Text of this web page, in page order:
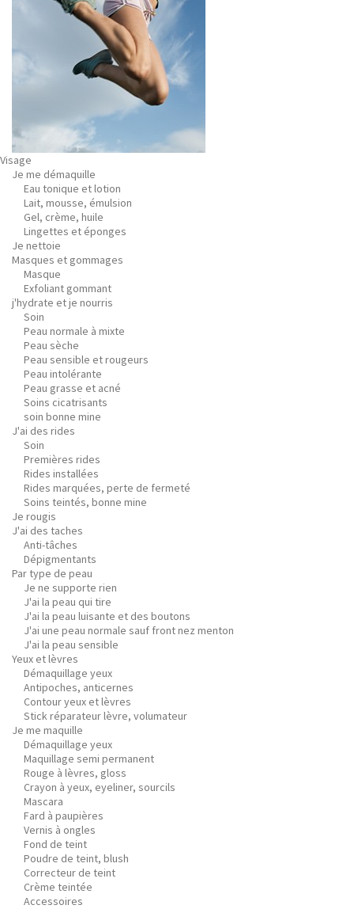
Visage
Je me démaquille
Eau tonique et lotion
Lait, mousse, émulsion
Gel, crème, huile
Lingettes et éponges
Je nettoie
Masques et gommages
Masque
Exfoliant gommant
j'hydrate et je nourris
Soin
Peau normale à mixte
Peau sèche
Peau sensible et rougeurs
Peau intolérante
Peau grasse et acné
Soins cicatrisants
soin bonne mine
J'ai des rides
Soin
Premières rides
Rides installées
Rides marquées, perte de fermeté
Soins teintés, bonne mine
Je rougis
J'ai des taches
Anti-tâches
Dépigmentants
Par type de peau
Je ne supporte rien
J'ai la peau qui tire
J'ai la peau luisante et des boutons
J'ai une peau normale sauf front nez menton
J'ai la peau sensible
Yeux et lèvres
Démaquillage yeux
Antipoches, anticernes
Contour yeux et lèvres
Stick réparateur lèvre, volumateur
Je me maquille
Démaquillage yeux
Maquillage semi permanent
Rouge à lèvres, gloss
Crayon à yeux, eyeliner, sourcils
Mascara
Fard à paupières
Vernis à ongles
Fond de teint
Poudre de teint, blush
Correcteur de teint
Crème teintée
Accessoires